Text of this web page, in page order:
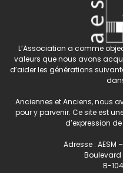
L’Association a comme
valeurs que nous avons
d’aider les générations
Anciennes et Anciens, nous
pour y parvenir. Ce site est
d’expression
Adresse : AESM
B-